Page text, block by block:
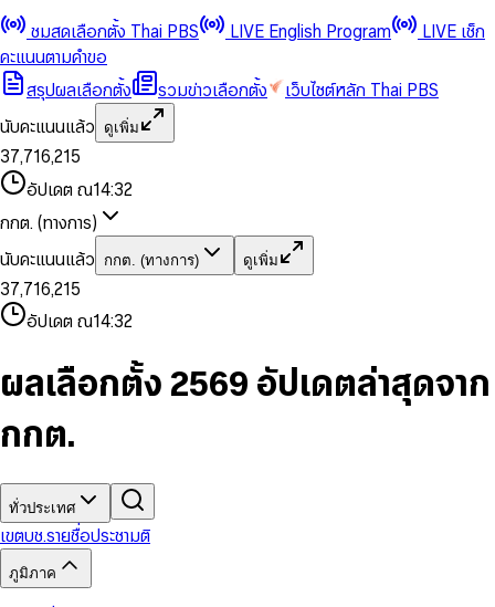
ชมสดเลือกตั้ง Thai PBS LIVE English Program
LIVE เช็ก
คะแนนตามคำขอ
สรุปผลเลือกตั้ง
รวมข่าวเลือกตั้ง
เว็บไซต์หลัก Thai PBS
นับคะแนนแล้ว
ดูเพิ่ม
0
1
2
3
4
5
6
8
9
0
1
2
3
4
5
6
7
8
9
,
0
1
2
4
6
7
8
9
0
1
2
3
4
5
6
7
8
9
0
1
3
5
6
7
8
9
,
1
2
4
5
7
8
9
0
1
3
4
6
7
8
9
0
2
3
4
5
7
8
อัปเดต ณ14:32
กกต. (ทางการ)
นับคะแนนแล้ว
กกต. (ทางการ) ดูเพิ่ม
0
1
2
3
4
5
7
8
0
1
2
4
5
6
7
8
9
,
0
1
2
4
6
7
8
9
0
1
2
3
5
6
8
9
0
1
3
5
6
7
8
,
1
2
4
6
7
9
0
1
3
5
6
8
9
0
2
3
4
5
7
9
อัปเดต ณ14:32
ผลเลือกตั้ง 2569 อัปเดตล่าสุดจาก
กกต.
ทั่วประเทศ
เขตบช.รายชื่อประชามติ
ภูมิภาค